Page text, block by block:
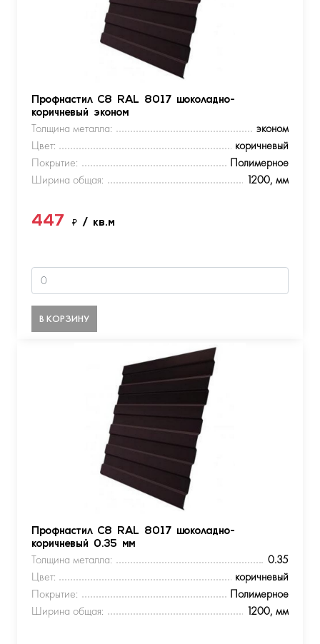
Профнастил С8 RAL 8017 шоколадно-
коричневый эконом
Толщина металла:
эконом
Цвет:
коричневый
Покрытие:
Полимерное
Ширина общая:
1200, мм
447 ₽ / кв.м
В КОРЗИНУ
Профнастил С8 RAL 8017 шоколадно-
коричневый 0.35 мм
Толщина металла:
0.35
Цвет:
коричневый
Покрытие:
Полимерное
Ширина общая:
1200, мм